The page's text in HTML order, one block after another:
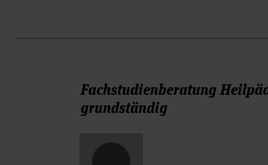
Fachstudienberatung
grundständig